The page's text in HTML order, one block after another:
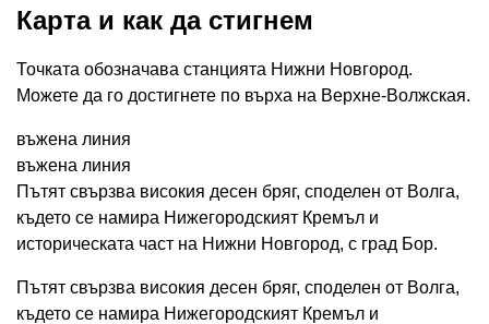
Карта и как да стигнем
Точката обозначава станцията Нижни Новгород.
Можете да го достигнете по върха на Верхне-Волжская.
въжена линия
въжена линия
Пътят свързва високия десен бряг, споделен от Волга,
където се намира Нижегородският Кремъл и
историческата част на Нижни Новгород, с град Бор.
Пътят свързва високия десен бряг, споделен от Волга,
където се намира Нижегородският Кремъл и